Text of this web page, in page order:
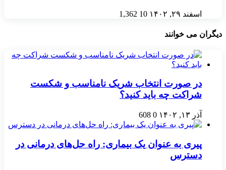
اسفند ۲۹, ۱۴۰۲ 10
1,362
دیگران می خوانند
در صورت انتخاب شریک نامناسب و شکست
شراکت چه باید کنید؟
آذر ۱۳, ۱۴۰۲ 0
608
پیری به عنوان یک بیماری: راه حل‌های درمانی در
دسترس